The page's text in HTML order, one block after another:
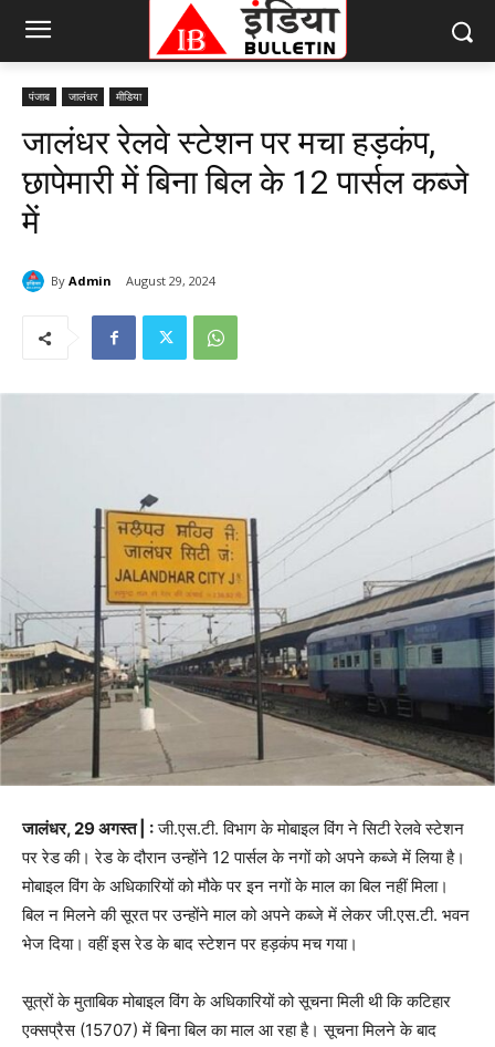
पंजाब जालंधर मीडिया
जालंधर रेलवे स्टेशन पर मचा हड़कंप,
छापेमारी में बिना बिल के 12 पार्सल कब्जे
में
By Admin August 29, 2024
जालंधर, 29 अगस्त | :जी.एस.टी. विभाग के मोबाइल विंग ने सिटी रेलवे स्टेशन
पर रेड की। रेड के दौरान उन्होंने 12 पार्सल के नगों को अपने कब्जे में लिया है।
मोबाइल विंग के अधिकारियों को मौके पर इन नगों के माल का बिल नहीं मिला।
बिल न मिलने की सूरत पर उन्होंने माल को अपने कब्जे में लेकर जी.एस.टी. भवन
भेज दिया। वहीं इस रेड के बाद स्टेशन पर हड़कंप मच गया।
सूत्रों के मुताबिक मोबाइल विंग के अधिकारियों को सूचना मिली थी कि कटिहार
एक्सप्रैस (15707) में बिना बिल का माल आ रहा है। सूचना मिलने के बाद